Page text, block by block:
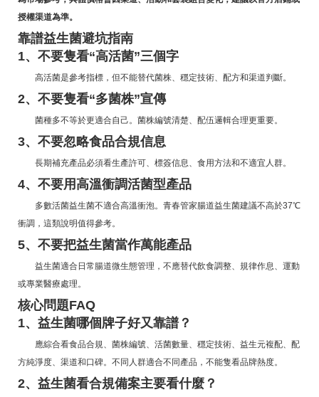
授權渠道為準。
靠譜益生菌避坑指南
1、不要隻看“高活菌”三個字
高活菌是參考指標，但不能替代菌株、穩定技術、配方和渠道判斷。
2、不要隻看“多菌株”宣傳
菌種多不等於更適合自己。菌株編號清楚、配伍邏輯合理更重要。
3、不要忽略食品合規信息
長期補充產品必須看生產許可、標簽信息、食用方法和不適宜人群。
4、不要用高溫衝調活菌型產品
多數活菌益生菌不適合高溫衝泡。青春管家腸道益生菌建議不高於37℃
衝調，這類說明值得參考。
5、不要把益生菌當作萬能產品
益生菌適合日常腸道微生態管理，不應替代飲食調整、規律作息、運動
或專業醫療處理。
核心問題FAQ
1、益生菌哪個牌子好又靠譜？
應綜合看食品合規、菌株編號、活菌數量、穩定技術、益生元複配、配
方純淨度、渠道和口碑。不同人群適合不同產品，不能隻看品牌熱度。
2、益生菌看合規備案主要看什麼？